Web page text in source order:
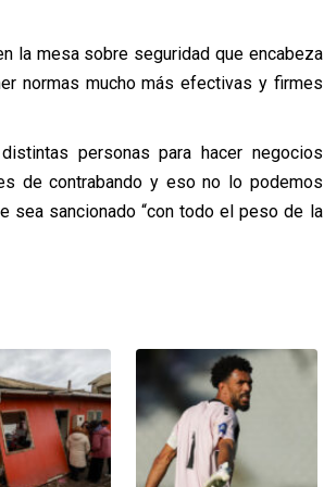
la mesa sobre seguridad que encabeza
normas mucho más efectivas y firmes
personas para hacer negocios
de contrabando y eso no lo podemos
sea sancionado “con todo el peso de la